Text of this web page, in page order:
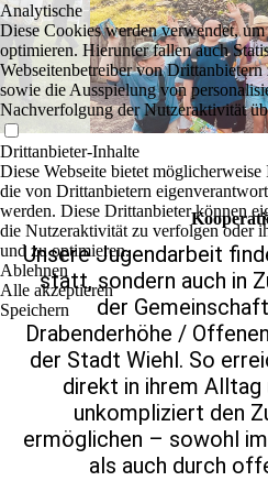
Unsere Jugendarbeit
statt, sondern auch in
der
Drabenderhöhe /
der Stadt Wiehl. So
direkt in ihrem Alltag
unkompliziert den
ermöglichen – sowohl
als auch durch
Analytische
Diese Cookies werden verwendet,
optimieren. Hierunter fallen auch
Webseitenbetreiber von
sowie die Ausspielung von
Nachverfolgung der Nutzeraktivität
Drittanbieter-Inhalte
Diese Webseite bietet
die von Drittanbietern
werden. Diese Drittanbieter können
die Nutzeraktivität zu verfolgen oder
und zu optimieren.
Ablehnen
Alle akzeptieren
Speichern